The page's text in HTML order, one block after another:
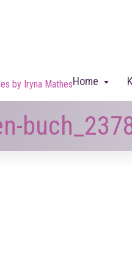
by Iryna MathesHome